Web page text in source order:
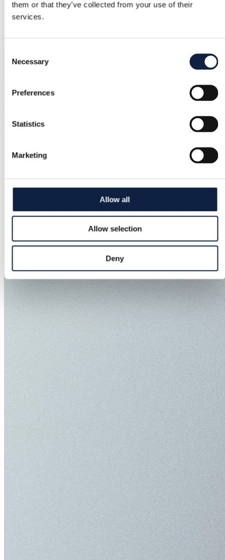
them or that they’ve collected from your use of their
services.
Selection
Necessary
Preferences
Statistics
Marketing
Allow all
Allow selection
Deny